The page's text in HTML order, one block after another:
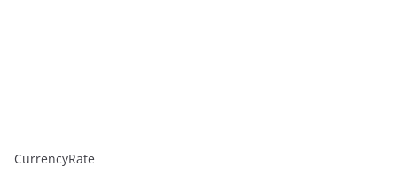
CurrencyRate